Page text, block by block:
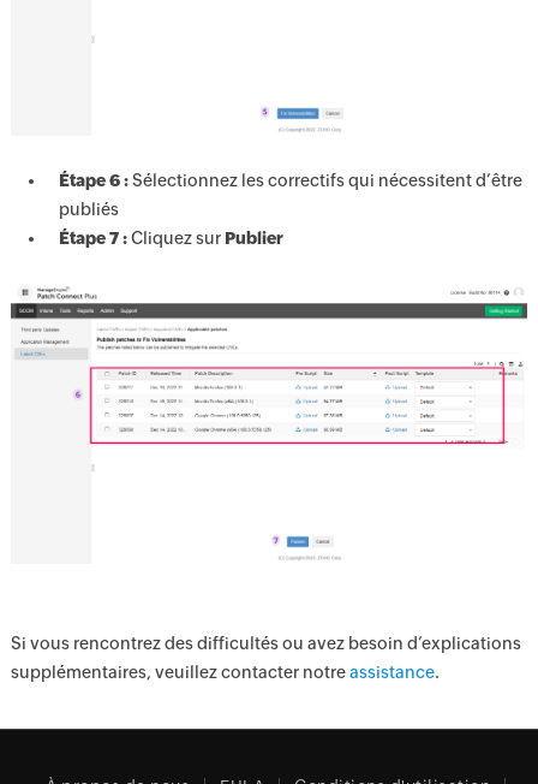
Étape 6 :Sélectionnez les correctifs qui nécessitent d’être
publiés
Étape 7 :Cliquez sur Publier
Si vous rencontrez des difficultés ou avez besoin d’explications
supplémentaires, veuillez contacter notreassistance.